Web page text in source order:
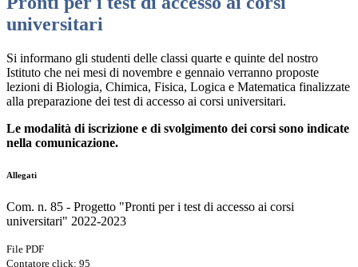
universitari
Si informano gli studenti delle classi quarte e quinte del nostro
Istituto che nei mesi di novembre e gennaio verranno proposte
lezioni di Biologia, Chimica, Fisica, Logica e Matematica finalizzate
alla preparazione dei test di accesso ai corsi universitari.
Le modalità di iscrizione e di svolgimento dei corsi sono indicate
nella comunicazione.
Allegati
Com. n. 85 - Progetto "Pronti per i test di accesso ai corsi
universitari" 2022-2023
File PDF
Contatore click: 95